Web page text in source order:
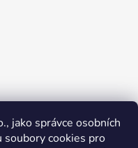
jako správce osobních
soubory cookies pro